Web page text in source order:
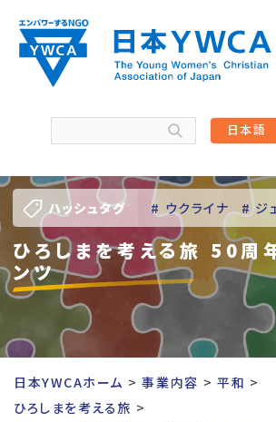
content
日本語
ハッシュタグ # ウクライナ # ジ
# バーチャル訪問
# 人権 # 国際協力
# 平
# 東日本大震災被
ひろしまを考える旅 50周
ンツ
日本YWCAホーム 事業内容
平和
ひろしまを考える旅